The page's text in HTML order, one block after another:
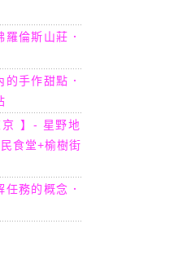
羅倫斯山莊．
的手作甜點．
京 】- 星野地
食堂+榆樹街
任務的概念．